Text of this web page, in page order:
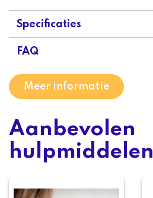
Specificaties
FAQ
Meer informatie
Aanbevolen
hulpmiddelen